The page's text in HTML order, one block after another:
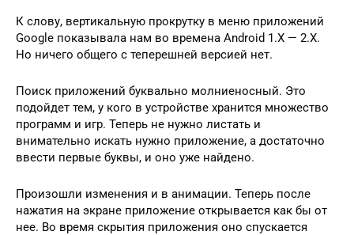
К слову, вертикальную прокрутку в меню приложений
Google показывала нам во времена Android 1.X — 2.X.
Но ничего общего с теперешней версией нет.
Поиск приложений буквально молниеносный. Это
подойдет тем, у кого в устройстве хранится множество
программ и игр. Теперь не нужно листать и
внимательно искать нужно приложение, а достаточно
ввести первые буквы, и оно уже найдено.
Произошли изменения и в анимации. Теперь после
нажатия на экране приложение открывается как бы от
нее. Во время скрытия приложения оно спускается